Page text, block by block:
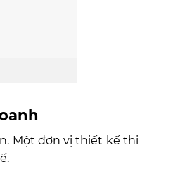
Một đơn vị thiết kế thi